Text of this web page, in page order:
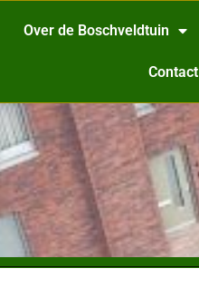
Over de Boschveldtuin
Contact